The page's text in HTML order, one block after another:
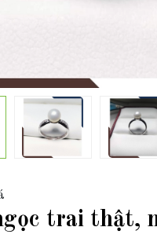
trai thật,